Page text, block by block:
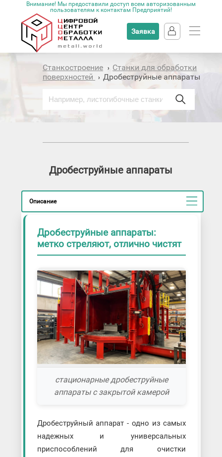
Внимание! Мы предоставили доступ всем авторизованным
пользователям к контактам Предприятий!
Заявка
Станкостроение › Станки для обработки
поверхностей
›Дробеструйные аппараты
Дробеструйные аппараты
Описание
Дробеструйные аппараты:
метко стреляют, отлично чистят
стационарные дробеструйные
аппараты с закрытой камерой
Дробеструйный аппарат - одно из самых
надежных и универсальных
приспособлений для очистки